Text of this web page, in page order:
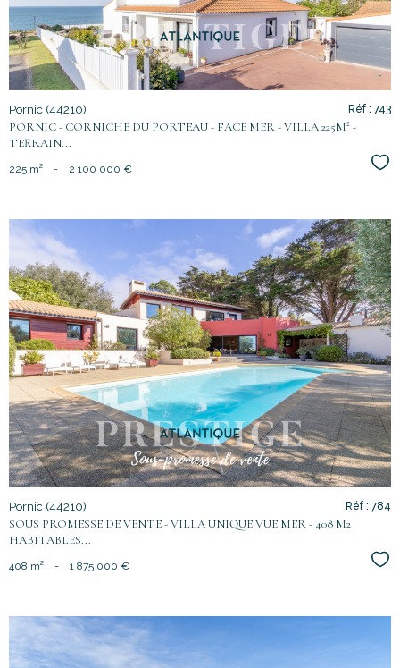
Pornic (44210)
PORNIC - CORNICHE DU PORTEAU - FACE MER - VILLA 225M² -
TERRAIN...
Réf : 743
225 m² - 2 100 000 €
voir le
bien
Pornic (44210)
SOUS PROMESSE DE VENTE - VILLA UNIQUE VUE MER - 408 M2
HABITABLES...
Réf : 784
408 m² - 1 875 000 €